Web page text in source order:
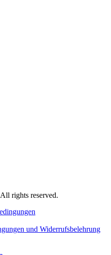
rights reserved.
und Widerrufsbelehrung